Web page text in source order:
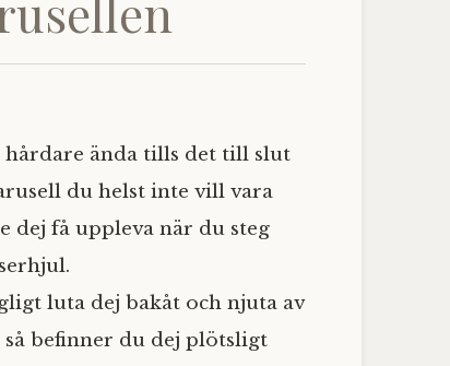
ända tills det till slut
du helst inte vill vara
dej få uppleva när du steg
luta dej bakåt och njuta av
befinner du dej plötsligt